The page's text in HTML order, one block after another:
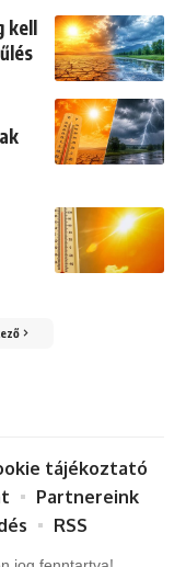
kell
tájékoztató
Partnereink
RSS